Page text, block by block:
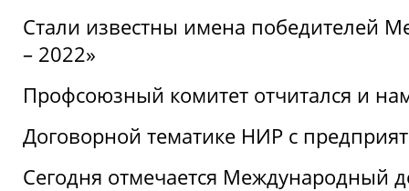
Стали известны имена победителей
– 2022»
Профсоюзный комитет отчитался и
Договорной тематике НИР с
Сегодня отмечается Международный